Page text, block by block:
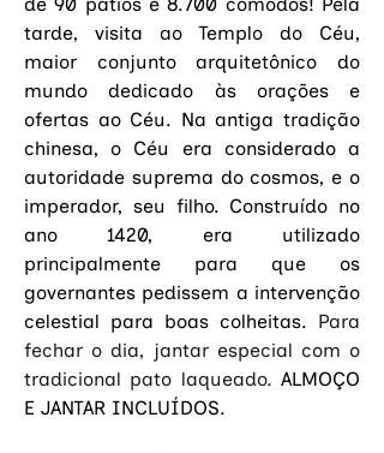
tarde, visita ao Templo do Céu,
maior conjunto arquitetônico do
mundo dedicado às orações e
ofertas ao Céu. Na antiga tradição
chinesa, o Céu era considerado a
autoridade suprema do cosmos, e o
imperador, seu filho. Construído no
ano 1420, era utilizado
principalmente para que os
governantes pedissem a intervenção
celestial para boas colheitas. Para
fechar o dia, jantar especial com o
tradicional pato laqueado. ALMOÇO
E JANTAR INCLUÍDOS.